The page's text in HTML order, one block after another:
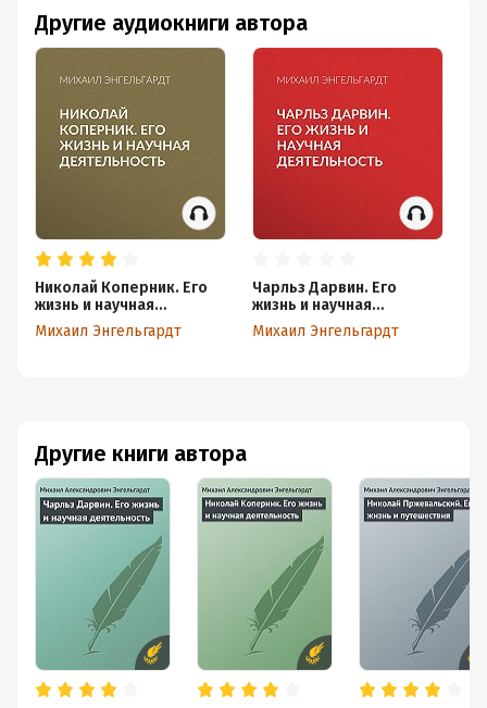
Другие книги автора
Другие аудиокниги автора
Николай Коперник. Его
жизнь и научная
деятельность
Михаил Энгельгардт
Чарльз Дарвин. Его
жизнь и научная
деятельность
Михаил Энгельгардт